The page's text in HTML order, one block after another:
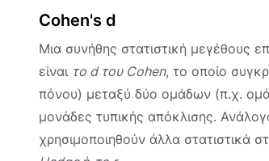
Cohen's d
Μια συνήθης στατιστική μεγέθους
είναι το d του Cohen, το οποίο
πόνου) μεταξύ δύο ομάδων (π.χ.
μονάδες τυπικής απόκλισης.
χρησιμοποιηθούν άλλα στατιστικά